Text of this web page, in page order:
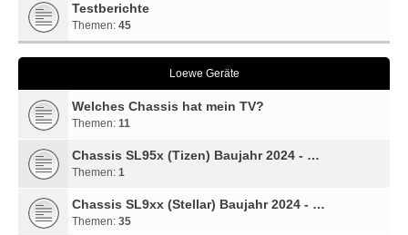
Testberichte
Themen: 45
Loewe Geräte
Welches Chassis hat mein TV?
Themen: 11
Chassis SL95x (Tizen) Baujahr 2024 - …
Themen: 1
Chassis SL9xx (Stellar) Baujahr 2024 - …
Themen: 35